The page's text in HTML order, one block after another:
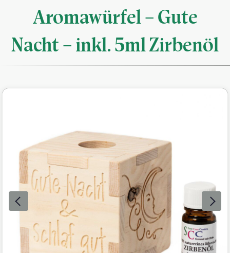
Aromawürfel – Gute
Nacht – inkl. 5ml Zirbenöl